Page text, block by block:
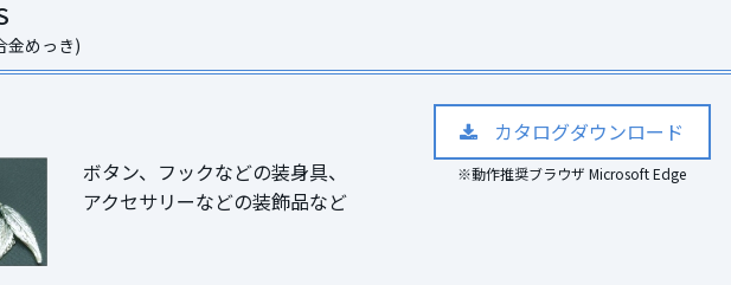
めっき)
ボタン、フックなどの装身具、
アクセサリーなどの装飾品など
カタログダウンロード
※動作推奨ブラウザ Microsoft Edge